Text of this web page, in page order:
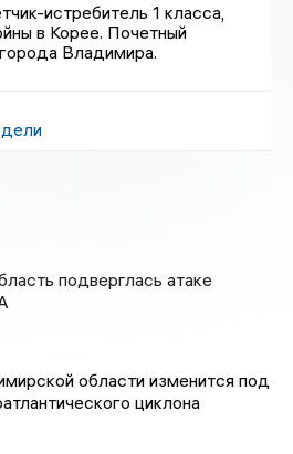
истребитель 1 класса,
в Корее. Почетный
Владимира.
подверглась атаке
области изменится под
циклона